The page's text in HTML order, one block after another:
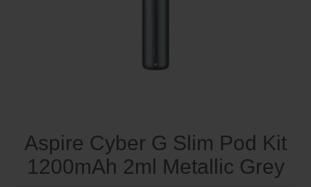
Aspire Cyber G Slim Pod Kit
1200mAh 2ml Metallic Grey